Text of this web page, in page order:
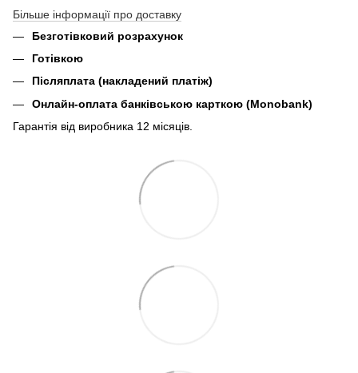
Більше інформації про доставку
Безготівковий розрахунок
Готівкою
Післяплата (накладений платіж)
Онлайн-оплата банківською карткою (Monobank)
Гарантія від виробника 12 місяців.